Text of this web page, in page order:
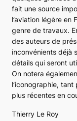
fait une source
l’aviation légère
genre de travaux.
des auteurs de
inconvénients déjà
détails qui seront
On notera
l’iconographie,
plus récentes en
Thierry Le Roy